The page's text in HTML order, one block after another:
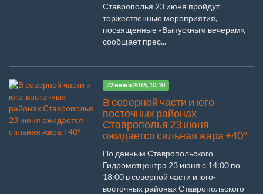
Ставрополья 23 июня пройдут
торжественные мероприятия,
посвященные «Выпускным вечерам»,
сообщает прес...
22 июня 2016, 10:10
В северной части и юго-
восточных районах
Ставрополья 23 июня
ожидается сильная жара +40°
По данным Ставропольского
Гидрометцентра 23 июня с 14:00 по
18:00 в северной части и юго-
восточных районах Ставропольского